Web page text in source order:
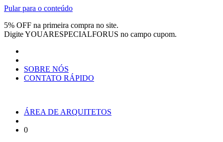
Pular para o conteúdo
5% OFF na primeira compra no site.
DigiteYOUARESPECIALFORUS no campo cupom.
SOBRE NÓS
CONTATO RÁPIDO
ÁREA DE ARQUITETOS
0